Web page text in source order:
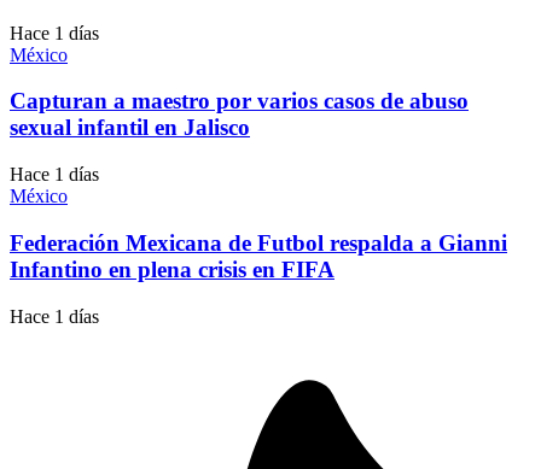
Hace 1 días
México
Capturan a maestro por varios casos de abuso
sexual infantil en Jalisco
Hace 1 días
México
Federación Mexicana de Futbol respalda a Gianni
Infantino en plena crisis en FIFA
Hace 1 días